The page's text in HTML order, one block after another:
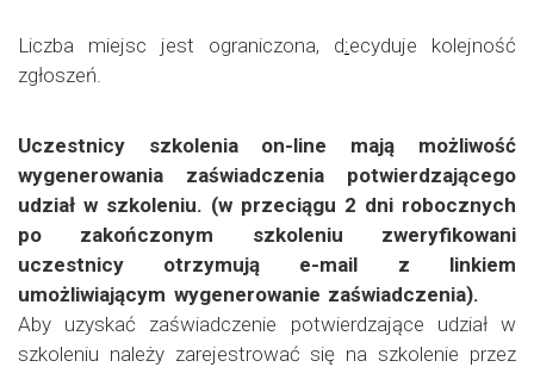
Liczba miejsc jest ograniczona, d:ecyduje kolejność
zgłoszeń.
Uczestnicy szkolenia on-line mają możliwość
wygenerowania zaświadczenia potwierdzającego
udział w szkoleniu. (w przeciągu 2 dni robocznych
po zakończonym szkoleniu zweryfikowani
uczestnicy otrzymują e-mail z linkiem
umożliwiającym wygenerowanie zaświadczenia).
Aby uzyskać zaświadczenie potwierdzające udział w
szkoleniu należy zarejestrować się na szkolenie przez